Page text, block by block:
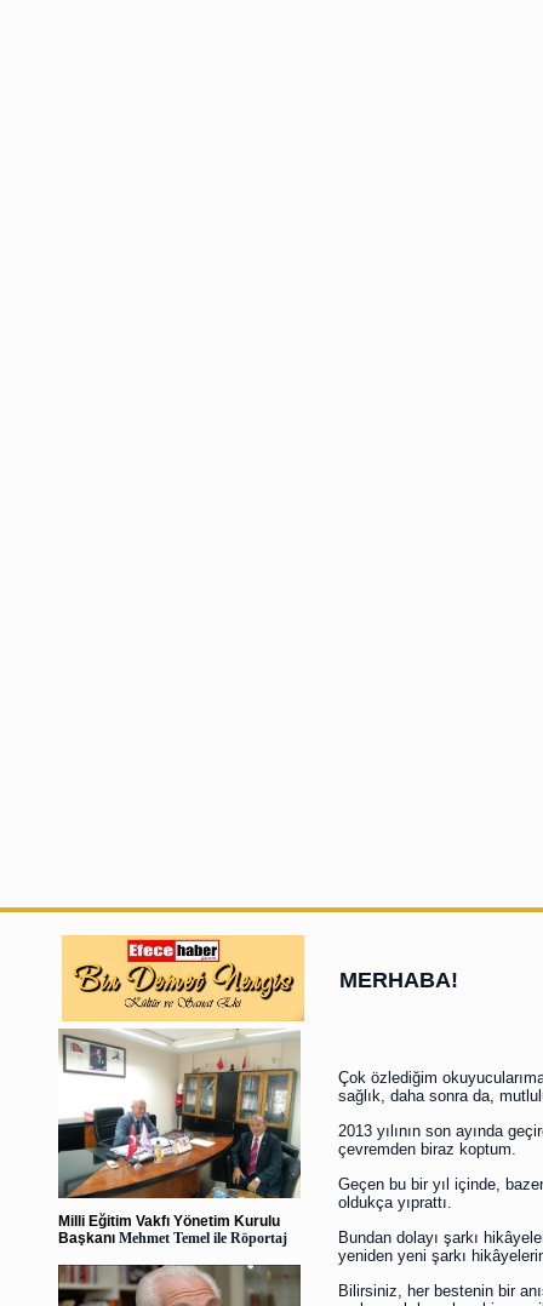
Milli Eğitim Vakfı Yönetim Kurulu
Başkanı Mehmet Temel ile Röportaj
MERHABA!
Çok özlediğim
sağlık, daha sonra da,
2013 yılının son ayında
çevremden biraz koptum.
Geçen bu bir yıl içinde,
oldukça yıprattı.
Bundan dolayı şarkı
yeniden yeni şarkı
Bilirsiniz, her bestenin bir